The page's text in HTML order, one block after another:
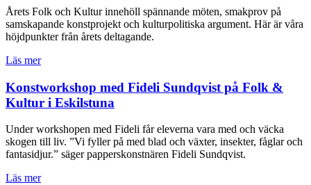
Årets Folk och Kultur innehöll spännande möten, smakprov på
samskapande konstprojekt och kulturpolitiska argument. Här är våra
höjdpunkter från årets deltagande.
Läs mer
Konstworkshop med Fideli Sundqvist på Folk &
Kultur i Eskilstuna
Under workshopen med Fideli får eleverna vara med och väcka
skogen till liv. ”Vi fyller på med blad och växter, insekter, fåglar och
fantasidjur.” säger papperskonstnären Fideli Sundqvist.
Läs mer